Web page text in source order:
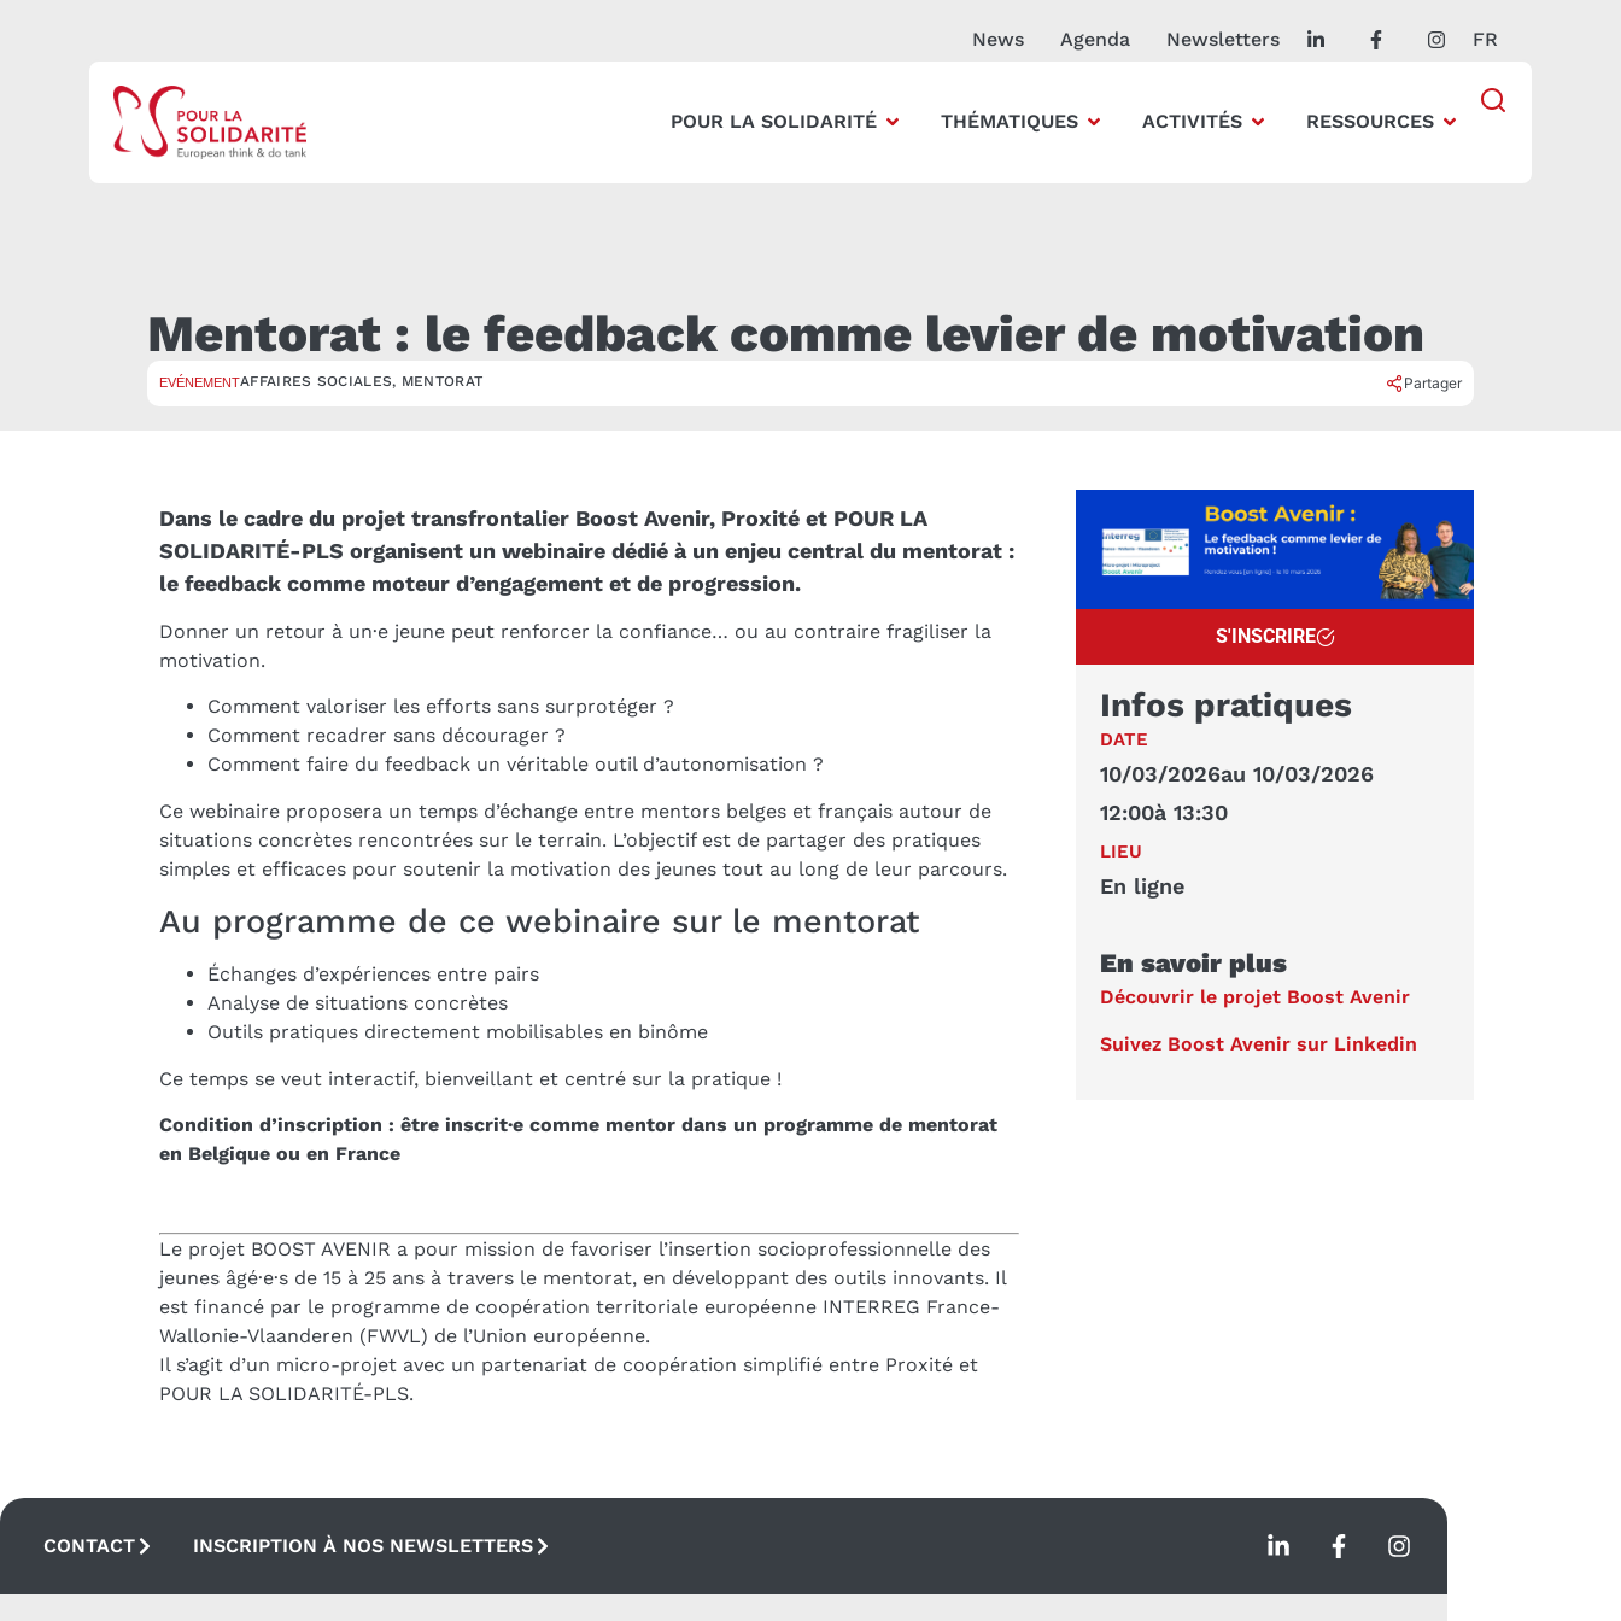
News Agenda Newsletters FR
POUR LA SOLIDARITÉ THÉMATIQUES ACTIVITÉS RESSOURCES
Mentorat : le feedback comme levier de motivation
EVÉNEMENTAFFAIRES SOCIALES, MENTORAT Partager
Dans le cadre du projet transfrontalier Boost Avenir, Proxité et POUR LA
SOLIDARITÉ-PLS organisent un webinaire dédié à un enjeu central du mentorat :
le feedback comme moteur d’engagement et de progression.
Donner un retour à un·e jeune peut renforcer la confiance… ou au contraire fragiliser la
motivation.
Comment valoriser les efforts sans surprotéger ?
Comment recadrer sans décourager ?
Comment faire du feedback un véritable outil d’autonomisation ?
Ce webinaire proposera un temps d’échange entre mentors belges et français autour de
situations concrètes rencontrées sur le terrain. L’objectif est de partager des pratiques
simples et efficaces pour soutenir la motivation des jeunes tout au long de leur parcours.
Au programme de ce webinaire sur le mentorat
Échanges d’expériences entre pairs
Analyse de situations concrètes
Outils pratiques directement mobilisables en binôme
Ce temps se veut interactif, bienveillant et centré sur la pratique !
Condition d’inscription : être inscrit·e comme mentor dans un programme de mentorat
en Belgique ou en France
Le projet BOOST AVENIR a pour mission de favoriser l’insertion socioprofessionnelle des
jeunes âgé·e·s de 15 à 25 ans à travers le mentorat, en développant des outils innovants. Il
est financé par le programme de coopération territoriale européenne INTERREG France-
Wallonie-Vlaanderen (FWVL) de l’Union européenne.
Il s’agit d’un micro-projet avec un partenariat de coopération simplifié entre Proxité et
POUR LA SOLIDARITÉ-PLS.
S'INSCRIRE
Infos pratiques
DATE
10/03/2026au 10/03/2026
12:00à 13:30
LIEU
En ligne
En savoir plus
Découvrir le projet Boost Avenir
Suivez Boost Avenir sur Linkedin
CONTACT INSCRIPTION À NOS NEWSLETTERS